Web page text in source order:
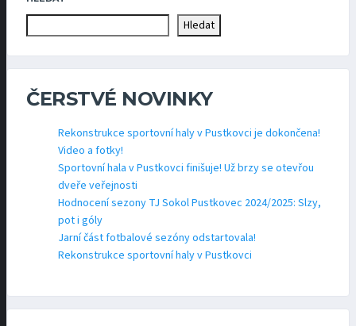
Hledat
ČERSTVÉ NOVINKY
Rekonstrukce sportovní haly v Pustkovci je dokončena!
Video a fotky!
Sportovní hala v Pustkovci finišuje! Už brzy se otevřou
dveře veřejnosti
Hodnocení sezony TJ Sokol Pustkovec 2024/2025: Slzy,
pot i góly
Jarní část fotbalové sezóny odstartovala!
Rekonstrukce sportovní haly v Pustkovci